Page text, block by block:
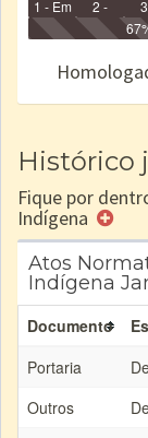
1 - Em
Identificação
2 -
Identificada
Histórico
Fique por
Indígena
Atos
Indígena
Documento
Portaria
Outros